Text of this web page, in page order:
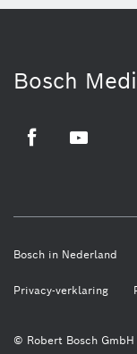
Bosch
© Robert Bosch GmbH
Bosch in Nederland
Privacy-verklaring